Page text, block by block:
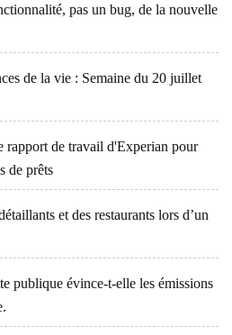
pas un bug, de la nouvelle
de la vie : Semaine du 20 juillet
rapport de travail d'Experian pour
de prêts
et des restaurants lors d’un
publique évince-t-elle les émissions